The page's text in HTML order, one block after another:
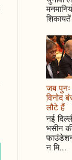
जब पुनः
विनोद
लौटे हैं
नई
भसीन
न मि...